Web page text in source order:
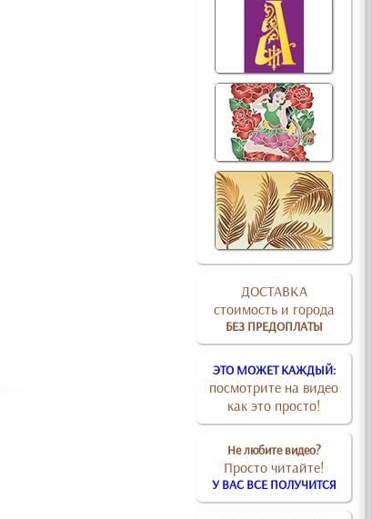
ДОСТАВКА
стоимость и города
БЕЗ ПРЕДОПЛАТЫ
ЭТО МОЖЕТ КАЖДЫЙ:
посмотрите на видео
как это просто!
Не любите видео?
Просто читайте!
У ВАС ВСЕ ПОЛУЧИТСЯ